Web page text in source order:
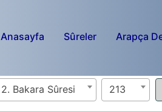
Anasayfa Sûreler Arapça
2. Bakara Sûresi 213